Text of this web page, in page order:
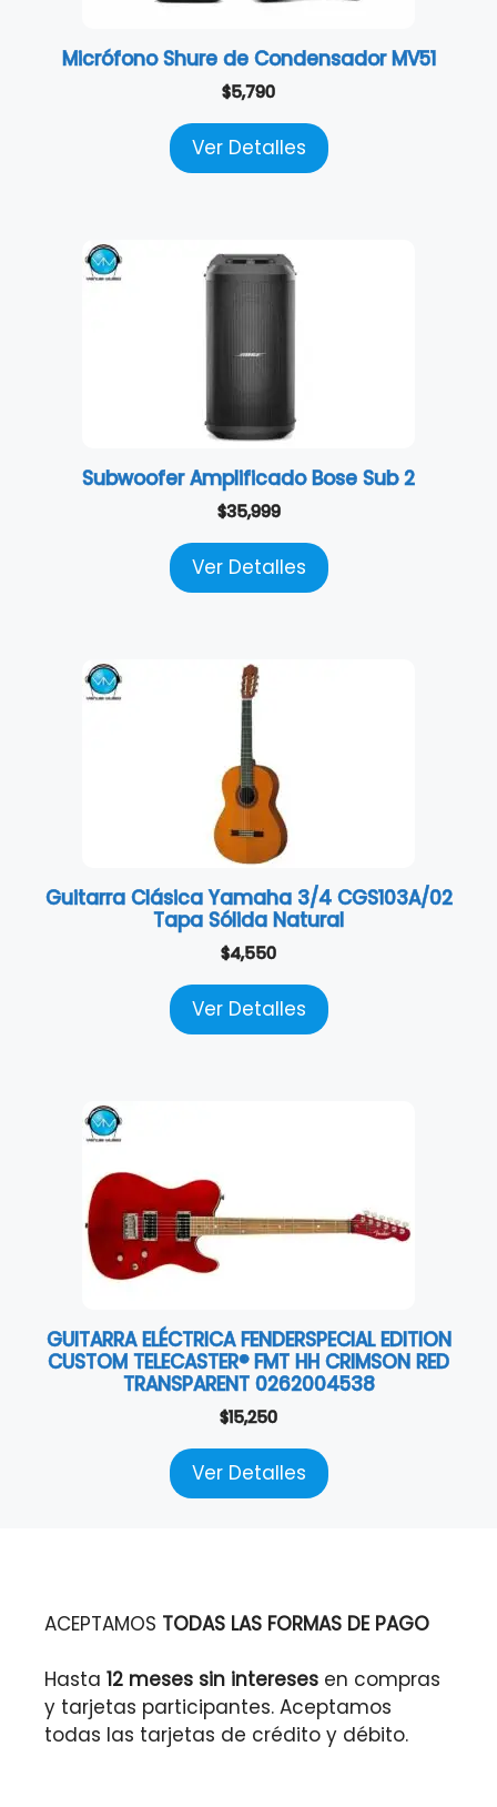
Micrófono Shure de Condensador MV51
$5,790
Ver Detalles
Subwoofer Amplificado Bose Sub 2
$35,999
Ver Detalles
Guitarra Clásica Yamaha 3/4 CGS103A/02
Tapa Sólida Natural
$4,550
Ver Detalles
GUITARRA ELÉCTRICA FENDERSPECIAL EDITION
CUSTOM TELECASTER® FMT HH CRIMSON RED
TRANSPARENT 0262004538
$15,250
Ver Detalles
ACEPTAMOS TODAS LAS FORMAS DE PAGO
Hasta 12 meses sin intereses en compras
y tarjetas participantes. Aceptamos
todas las tarjetas de crédito y débito.